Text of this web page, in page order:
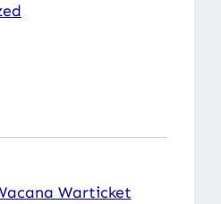
Warticket